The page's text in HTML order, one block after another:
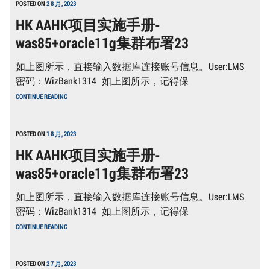
POSTED ON 2 8 月, 2023
HK AAHK项目实施手册-
was85+oracle11g集群布署23
如上图所示，直接输入数据库连接账号信息。User:LMS
密码：WizBank1314 如上图所示，记得保
CONTINUE READING
AAHK
实
手
册-
WAS85+ORACLE11G
集
布
署
23
POSTED ON 1 8 月, 2023
HK AAHK项目实施手册-
was85+oracle11g集群布署23
如上图所示，直接输入数据库连接账号信息。User:LMS
密码：WizBank1314 如上图所示，记得保
CONTINUE READING
AAHK
实
POSTED ON 2 7 月, 2023